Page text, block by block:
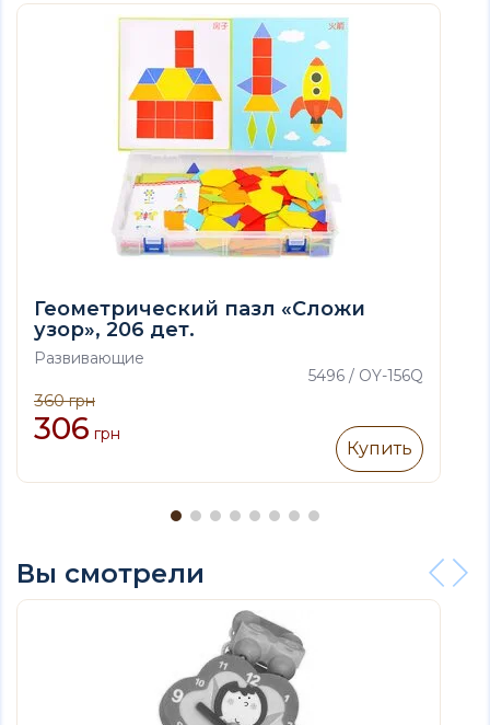
Геометрический пазл «Сложи
узор», 206 дет.
Развивающие
5496 / OY-156Q
360грн
306 грн
Купить
Вы смотрели